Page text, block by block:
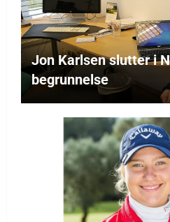
Jon Karlsen slutter i
begrunnelse